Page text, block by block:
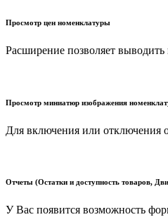
Просмотр цен номенклатуры
Расширение позволяет
Просмотр миниатюр изображения
Для включения или отключения
Отчеты (Остатки и доступность товаров,
У Вас появится возможность